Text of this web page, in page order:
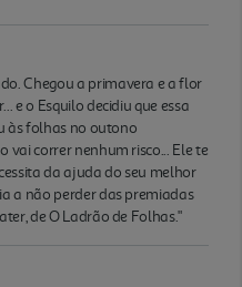
Chegou a primavera e a flor
e o Esquilo decidiu que essa
às folhas no outono
vai correr nenhum risco... Ele te
da ajuda do seu melhor
a não perder das premiadas
de O Ladrão de Folhas."